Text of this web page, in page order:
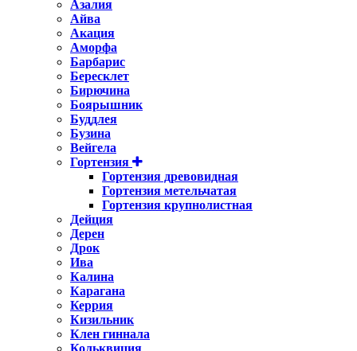
Азалия
Айва
Акация
Аморфа
Барбарис
Бересклет
Бирючина
Боярышник
Буддлея
Бузина
Вейгела
Гортензия
Гортензия древовидная
Гортензия метельчатая
Гортензия крупнолистная
Дейция
Дерен
Дрок
Ива
Калина
Карагана
Керрия
Кизильник
Клен гиннала
Кольквиция